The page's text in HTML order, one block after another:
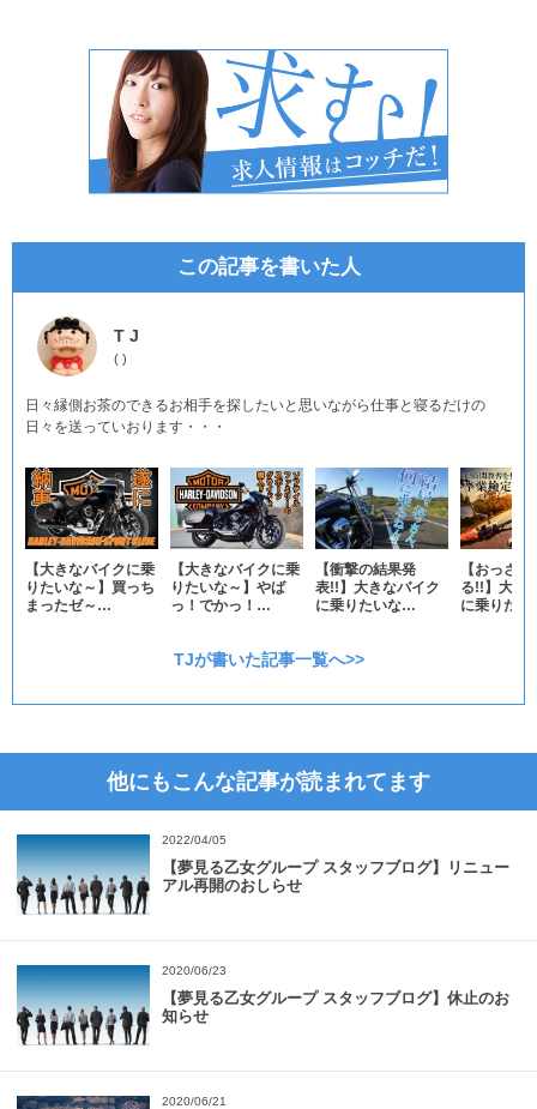
この記事を書いた人
T J
( )
日々縁側お茶のできるお相手を探したいと思いながら仕事と寝るだけの
日々を送っていおります・・・
【大きなバイクに乗
りたいな～】買っち
まったゼ～…
【大きなバイクに乗
りたいな～】やば
っ！でかっ！…
【衝撃の結果発
表!!】大きなバイク
に乗りたいな…
【おっさ
る!!】大き
に乗りた
TJが書いた記事一覧へ>>
他にもこんな記事が読まれてます
2022/04/05
【夢見る乙女グループ スタッフブログ】リニュー
アル再開のおしらせ
2020/06/23
【夢見る乙女グループ スタッフブログ】休止のお
知らせ
2020/06/21